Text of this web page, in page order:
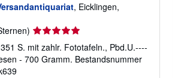
, Eicklingen,
Verkäuferbewertung
5
von
5
S. mit zahlr. Fototafeln., Pbd.U.----
- 700 Gramm. Bestandsnummer